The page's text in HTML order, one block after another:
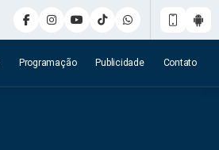
Programação Publicidade Contato